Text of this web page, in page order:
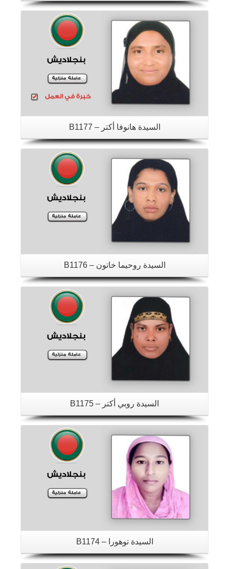
تفاصيل
السيدة هانوفا أكتر – B1177
تفاصيل
السيدة روحيما خاتون – B1176
تفاصيل
السيدة روبي أكتر – B1175
تفاصيل
السيدة توهورا – B1174